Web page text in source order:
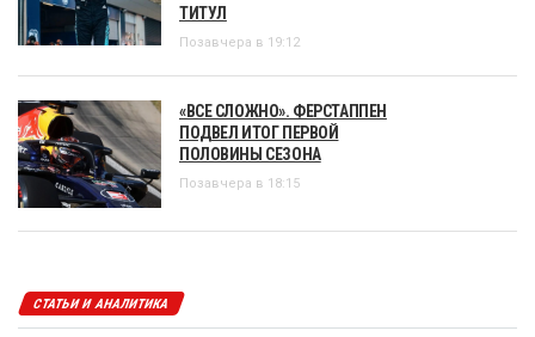
ТИТУЛ
Позавчера в 19:12
«ВСЕ СЛОЖНО». ФЕРСТАППЕН
ПОДВЕЛ ИТОГ ПЕРВОЙ
ПОЛОВИНЫ СЕЗОНА
Позавчера в 18:15
СТАТЬИ И АНАЛИТИКА